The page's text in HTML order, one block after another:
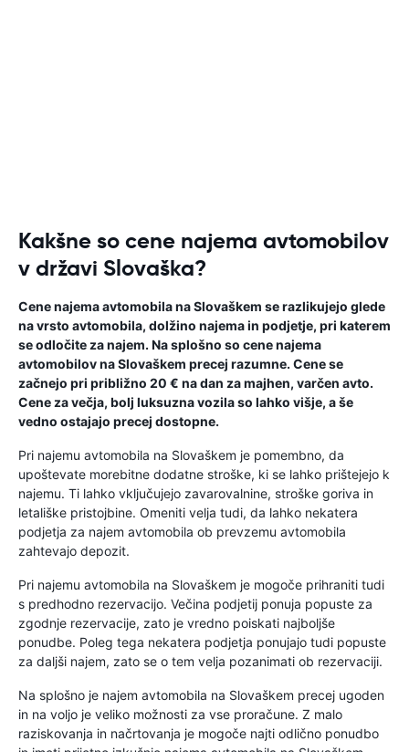
Kakšne so cene najema avtomobilov
v državi Slovaška?
Cene najema avtomobila na Slovaškem se razlikujejo glede
na vrsto avtomobila, dolžino najema in podjetje, pri katerem
se odločite za najem. Na splošno so cene najema
avtomobilov na Slovaškem precej razumne. Cene se
začnejo pri približno 20 € na dan za majhen, varčen avto.
Cene za večja, bolj luksuzna vozila so lahko višje, a še
vedno ostajajo precej dostopne.
Pri najemu avtomobila na Slovaškem je pomembno, da
upoštevate morebitne dodatne stroške, ki se lahko prištejejo k
najemu. Ti lahko vključujejo zavarovalnine, stroške goriva in
letališke pristojbine. Omeniti velja tudi, da lahko nekatera
podjetja za najem avtomobila ob prevzemu avtomobila
zahtevajo depozit.
Pri najemu avtomobila na Slovaškem je mogoče prihraniti tudi
s predhodno rezervacijo. Večina podjetij ponuja popuste za
zgodnje rezervacije, zato je vredno poiskati najboljše
ponudbe. Poleg tega nekatera podjetja ponujajo tudi popuste
za daljši najem, zato se o tem velja pozanimati ob rezervaciji.
Na splošno je najem avtomobila na Slovaškem precej ugoden
in na voljo je veliko možnosti za vse proračune. Z malo
raziskovanja in načrtovanja je mogoče najti odlično ponudbo